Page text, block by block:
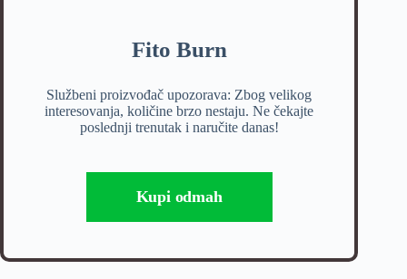
Fito Burn
Službeni proizvođač upozorava: Zbog velikog
interesovanja, količine brzo nestaju. Ne čekajte
poslednji trenutak i naručite danas!
Kupi odmah